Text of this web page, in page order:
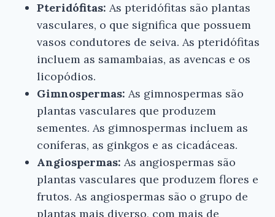
Pteridófitas: As pteridófitas são plantas
vasculares, o que significa que possuem
vasos condutores de seiva. As pteridófitas
incluem as samambaias, as avencas e os
licopódios.
Gimnospermas: As gimnospermas são
plantas vasculares que produzem
sementes. As gimnospermas incluem as
coníferas, as ginkgos e as cicadáceas.
Angiospermas: As angiospermas são
plantas vasculares que produzem flores e
frutos. As angiospermas são o grupo de
plantas mais diverso, com mais de